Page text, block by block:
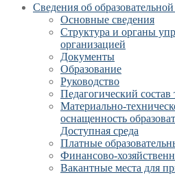
Сведения об
Основные сведения
Структура и органы
организацией
Документы
Образование
Руководство
Педагогический состав
Материально-
оснащенность
Доступная среда
Платные
Финансово-
Вакантные места для